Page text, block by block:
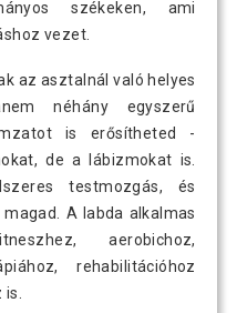
székeken, ami
vezet.
az asztalnál való helyes
néhány egyszerű
is erősítheted -
de a lábizmokat is.
testmozgás, és
A labda alkalmas
aerobichoz,
rehabilitációhoz